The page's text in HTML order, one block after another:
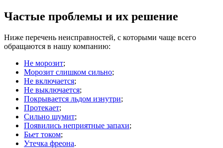
Частые проблемы и их решение
Ниже перечень неисправностей, с которыми чаще всего
обращаются в нашу компанию:
Не морозит;
Морозит слишком сильно;
Не включается;
Не выключается;
Покрывается льдом изнутри;
Протекает;
Сильно шумит;
Появились неприятные запахи;
Бьет током;
Утечка фреона.